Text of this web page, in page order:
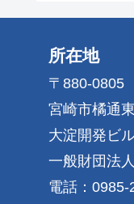
所在地
〒880-0805
宮崎市橘通
大淀開発ビ
一般財団法
電話：0985-